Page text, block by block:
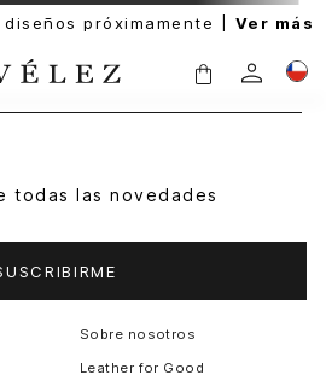
próximamente | Ver más
todas las novedades
Sobre nosotros
Leather for Good